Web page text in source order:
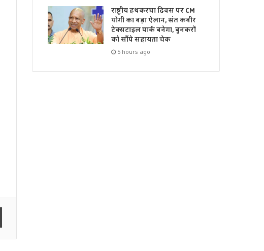
Print
राष्ट्रीय हथकरघा दिवस पर CM
योगी का बड़ा ऐलान, संत कबीर
टेक्सटाइल पार्क बनेगा, बुनकरों
को सौंपे सहायता चेक
5 hours ago